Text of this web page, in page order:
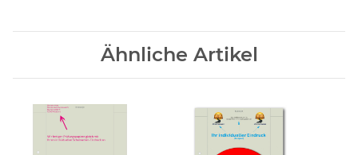
Ähnliche Artikel